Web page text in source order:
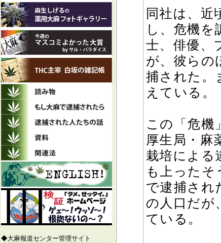
◆大麻報道センター管理サイト
同社は、近
し、危機を
士、俳優、
が、彼らの
捕された。
えている。
この「危機
厚生局・麻
栽培による
も上ったそ
で逮捕され
の人口だが
ている。